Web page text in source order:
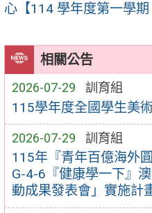
相關公告
2026-07-29 訓育組
115學年度全國學生美
2026-07-29 訓育組
115年『青年百億海外
G-4-6『健康學一下』
動成果發表會」實施計
心【114 學年度第一學